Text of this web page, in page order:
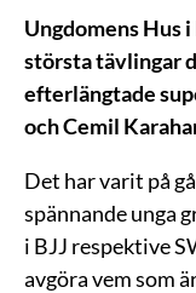
Ungdomens Hus
största tävlingar
efterlängtade
och Cemil
Det har varit på
spännande unga
i BJJ respektive
avgöra vem som